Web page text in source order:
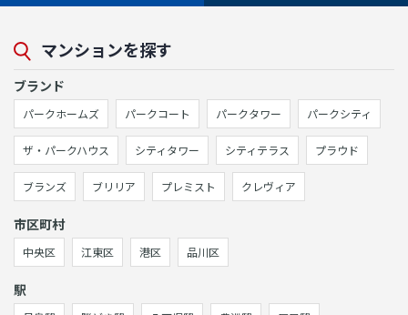
マンションを探す
ブランド
パークホームズ パークコート パークタワー パークシティ
ザ・パークハウス シティタワー シティテラス プラウド
ブランズ ブリリア プレミスト クレヴィア
市区町村
中央区 江東区 港区 品川区
駅